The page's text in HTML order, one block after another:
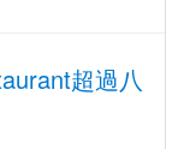
超過八